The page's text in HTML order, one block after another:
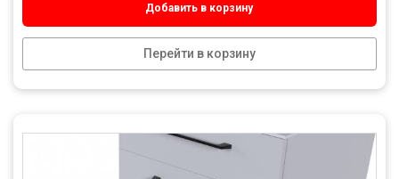
Добавить в корзину
Перейти в корзину